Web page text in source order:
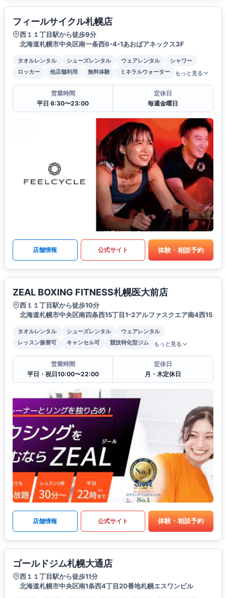
フィールサイクル札幌店
西１１丁目駅から徒歩9分
北海道札幌市中央区南一条西6-4-1あおばアネックス3F
タオルレンタル シューズレンタル ウェアレンタル
シャワー
ロッカー
他店舗利用 無料体験 ミネラルウォーター もっと見る
営業時間
平日 6:30〜23:00
定休日
毎週金曜日
店舗情報 公式サイト 体験・相談予約
ZEAL BOXING FITNESS札幌医大前店
西１１丁目駅から徒歩10分
北海道札幌市中央区南四条西15丁目1-2アルファスクエア南4西15
タオルレンタル シューズレンタル
ウェアレンタル
レッスン振替可
キャンセル可 競技特化型ジム もっと見る
営業時間
平日・祝日10:00〜22:00
定休日
月・木定休日
店舗情報 公式サイト 体験・相談予約
ゴールドジム札幌大通店
西１１丁目駅から徒歩11分
北海道札幌市中央区南1条西4丁目20番地札幌エスワンビル